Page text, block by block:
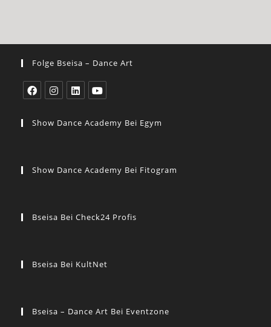
Folge Bseisa – Dance Art
Show Dance Academy Bei Egym
Show Dance Academy Bei Fitogram
Bseisa Bei Check24 Profis
Bseisa Bei KultNet
Bseisa – Dance Art Bei Eventzone